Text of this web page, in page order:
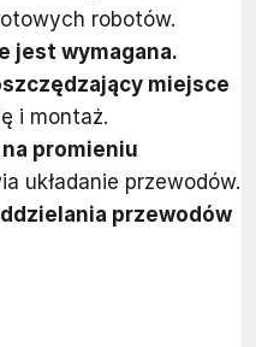
robotów.
jest wymagana.
miejsce
i montaż.
promieniu
układanie przewodów.
przewodów